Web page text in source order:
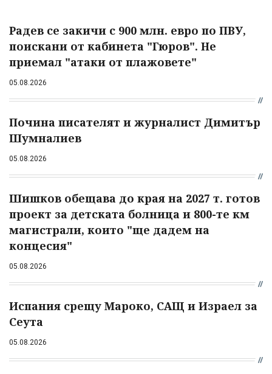
Радев се закичи с 900 млн. евро по ПВУ,
поискани от кабинета "Гюров". Не
приемал "атаки от плажовете"
05.08.2026
Почина писателят и журналист Димитър
Шумналиев
05.08.2026
Шишков обещава до края на 2027 т. готов
проект за детската болница и 800-те км
магистрали, които "ще дадем на
концесия"
05.08.2026
Испания срещу Мароко, САЩ и Израел за
Сеута
05.08.2026